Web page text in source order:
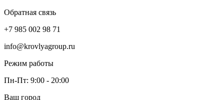
Обратная связь
+7 985 002 98 71
info@krovlyagroup.ru
Режим работы
Пн-Пт: 9:00 - 20:00
Ваш город